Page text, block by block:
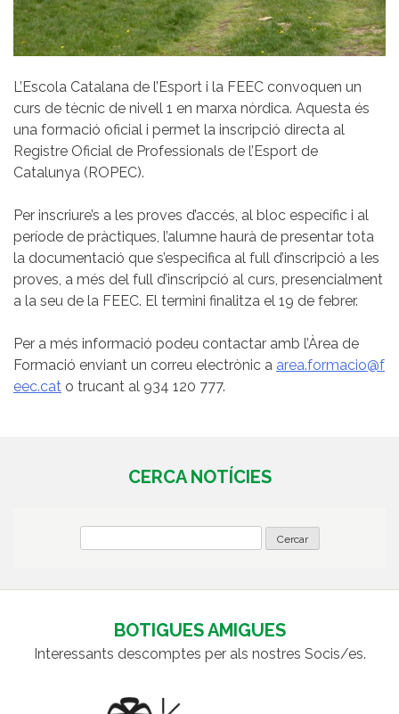
L’Escola Catalana de l’Esport i la FEEC convoquen un
curs de tècnic de nivell 1 en marxa nòrdica. Aquesta és
una formació oficial i permet la inscripció directa al
Registre Oficial de Professionals de l’Esport de
Catalunya (ROPEC).
Per inscriure’s a les proves d’accés, al bloc específic i al
període de pràctiques, l’alumne haurà de presentar tota
la documentació que s’especifica al full d’inscripció a les
proves, a més del full d’inscripció al curs, presencialment
a la seu de la FEEC. El termini finalitza el 19 de febrer.
Per a més informació podeu contactar amb l’Àrea de
Formació enviant un correu electrònic a area.formacio@f
eec.cat o trucant al 934 120 777.
CERCA NOTÍCIES
BOTIGUES AMIGUES
Interessants descomptes per als nostres Socis/es.